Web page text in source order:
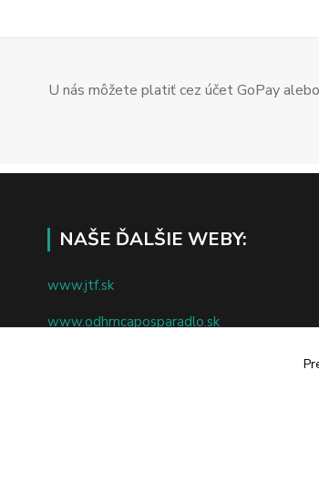
U nás môžete platiť cez účet GoPay
NAŠE ĎALŠIE WEBY:
www.jtf.sk
www.odhrncaposparadlo.sk